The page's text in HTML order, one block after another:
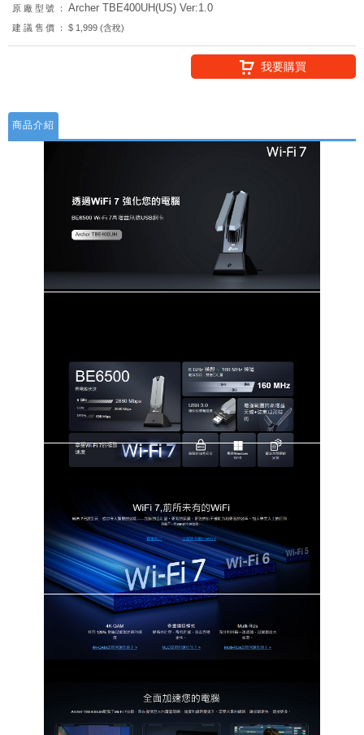
原廠型號：
Archer TBE400UH(US) Ver:1.0
建議售價： $ 1,999 (含稅)
我要購買
商品介紹